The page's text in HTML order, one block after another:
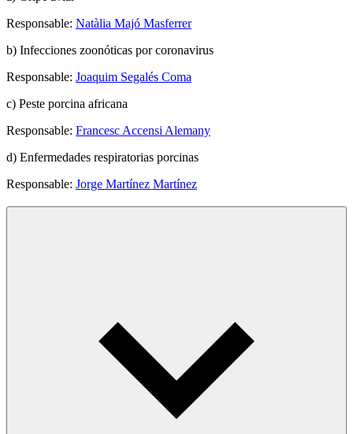
Responsable: Natàlia Majó Masferrer
b) Infecciones zoonóticas por coronavirus
Responsable: Joaquim Segalés Coma
c) Peste porcina africana
Responsable: Francesc Accensi Alemany
d) Enfermedades respiratorias porcinas
Responsable: Jorge Martínez Martínez